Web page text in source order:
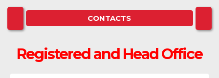
CONTACTS
Registered and Head Office